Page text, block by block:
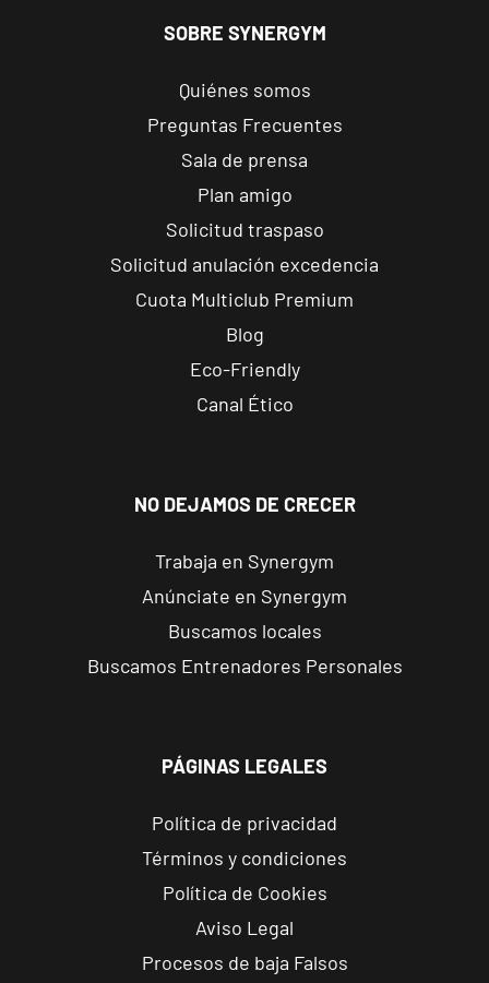
SOBRE SYNERGYM
Quiénes somos
Preguntas Frecuentes
Sala de prensa
Plan amigo
Solicitud traspaso
Solicitud anulación excedencia
Cuota Multiclub Premium
Blog
Eco-Friendly
Canal Ético
NO DEJAMOS DE CRECER
Trabaja en Synergym
Anúnciate en Synergym
Buscamos locales
Buscamos Entrenadores Personales
PÁGINAS LEGALES
Política de privacidad
Términos y condiciones
Política de Cookies
Aviso Legal
Procesos de baja Falsos